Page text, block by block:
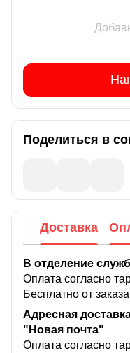
Поделиться в
Доставка
В отделение
Оплата согласно
Бесплатно от
Адресная
"Новая почта"
Оплата согласно